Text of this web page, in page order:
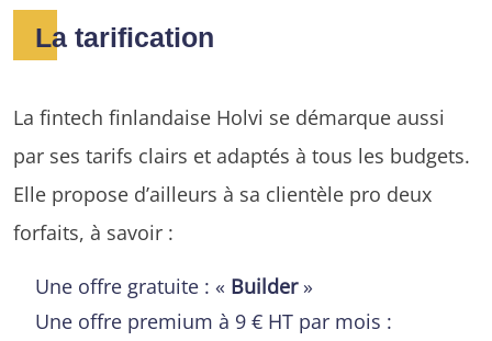
La tarification
La fintech finlandaise Holvi se démarque aussi
par ses tarifs clairs et adaptés à tous les budgets.
Elle propose d’ailleurs à sa clientèle pro deux
forfaits, à savoir :
Une offre gratuite : « Builder »
Une offre premium à 9 € HT par mois :